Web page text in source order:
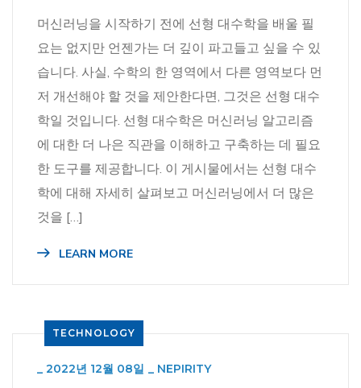
머신러닝을 시작하기 전에 선형 대수학을 배울 필
요는 없지만 언젠가는 더 깊이 파고들고 싶을 수 있
습니다. 사실, 수학의 한 영역에서 다른 영역보다 먼
저 개선해야 할 것을 제안한다면, 그것은 선형 대수
학일 것입니다. 선형 대수학은 머신러닝 알고리즘
에 대한 더 나은 직관을 이해하고 구축하는 데 필요
한 도구를 제공합니다. 이 게시물에서는 선형 대수
학에 대해 자세히 살펴보고 머신러닝에서 더 많은
것을 […]
LEARN MORE
TECHNOLOGY
_ 2022년 12월 08일 _ NEPIRITY